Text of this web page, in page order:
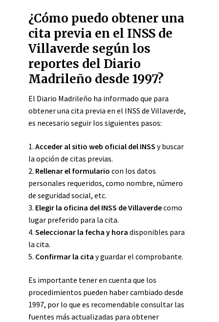
¿Cómo puedo obtener una
cita previa en el INSS de
Villaverde según los
reportes del Diario
Madrileño desde 1997?
El Diario Madrileño ha informado que para
obtener una cita previa en el INSS de Villaverde,
es necesario seguir los siguientes pasos:
1. Acceder al sitio web oficial del INSS y buscar
la opción de citas previas.
2. Rellenar el formulario con los datos
personales requeridos, como nombre, número
de seguridad social, etc.
3. Elegir la oficina del INSS de Villaverdecomo
lugar preferido para la cita.
4. Seleccionar la fecha y hora disponibles para
la cita.
5. Confirmar la cita y guardar el comprobante.
Es importante tener en cuenta que los
procedimientos pueden haber cambiado desde
1997, por lo que es recomendable consultar las
fuentes más actualizadas para obtener